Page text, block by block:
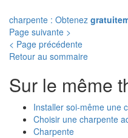
charpente : Obtenez
Page suivante >
< Page précédente
Retour au sommaire
Sur le même
Installer soi-même une
Choisir une charpente
Charpente